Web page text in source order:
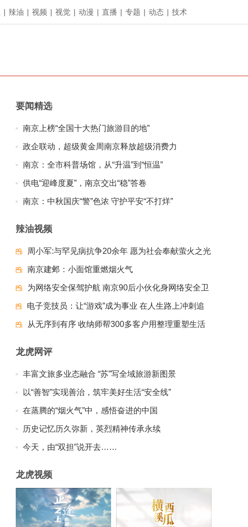
| 辣油 | 视频 | 视觉 | 动漫 | 直播 | 专题 | 动态 | 技术
要闻精选
南京上榜“全国十大热门旅游目的地”
政企联动，超级黄金周南京释放超级消费力
南京：全市科普场馆，从“升温”到“恒温”
供电“迎峰度夏”，南京交出“稳”答卷
南京：中秋国庆“警”色浓 守护平安“不打烊”
辣油视频
周小军:与罕见病抗争20余年 愿为社会奉献萤火之光
南京建邺：小面馆重燃烟火气
为网络安全保驾护航 南京90后小伙化身网络安全卫
士
电子竞技员：让“游戏”成为事业 在人生路上冲刺追
梦夺冠
从无序到有序 收纳师帮300多客户用整理重塑生活
龙虎网评
丰富文旅多业态融合 “苏”写全域旅游新图景
以“善智”实现善治，筑牢美好生活“安全线”
在蒸腾的“烟火气”中，感悟奋进的中国
历史记忆历久弥新，英烈精神传承永续
今天，由“双担”说开去……
龙虎视频